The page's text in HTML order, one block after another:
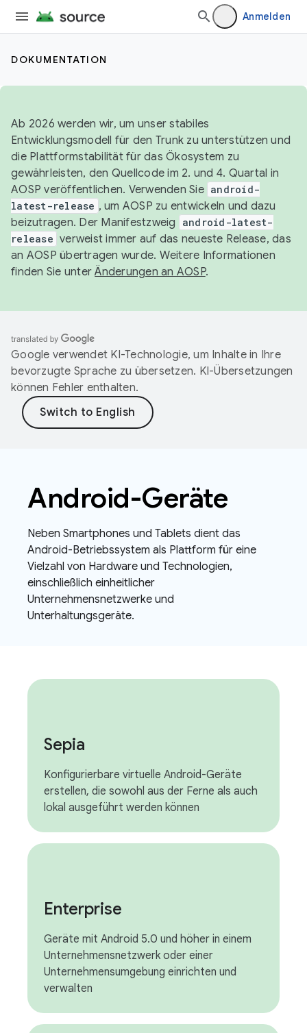
Anmelden
DOKUMENTATION
Ab 2026 werden wir, um unser stabiles
Entwicklungsmodell für den Trunk zu unterstützen und
die Plattformstabilität für das Ökosystem zu
gewährleisten, den Quellcode im 2. und 4. Quartal in
AOSP veröffentlichen. Verwenden Sie android-
latest-release , um AOSP zu entwickeln und dazu
beizutragen. Der Manifestzweig
android-latest-
release verweist immer auf das neueste Release, das
an AOSP übertragen wurde. Weitere Informationen
finden Sie unterÄnderungen an AOSP.
Google verwendet KI-Technologie, um Inhalte in Ihre
bevorzugte Sprache zu übersetzen. KI-Übersetzungen
können Fehler enthalten.
Android-Geräte
Neben Smartphones und Tablets dient das
Android-Betriebssystem als Plattform für eine
Vielzahl von Hardware und Technologien,
einschließlich einheitlicher
Unternehmensnetzwerke und
Unterhaltungsgeräte.
Sepia
Konfigurierbare virtuelle Android-Geräte
erstellen, die sowohl aus der Ferne als auch
lokal ausgeführt werden können
Enterprise
Geräte mit Android 5.0 und höher in einem
Unternehmensnetzwerk oder einer
Unternehmensumgebung einrichten und
verwalten